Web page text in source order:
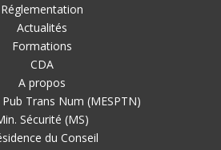
Réglementation
Actualités
Formations
CDA
A propos
Trans Num (MESPTN)
Sécurité (MS)
du Conseil